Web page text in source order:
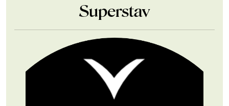
Superstav